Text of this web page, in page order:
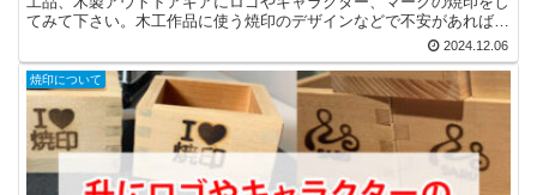
てみて下さい。木工作品に使う焼印のデザインなどで不安があればご
2024.12.06
焼印について